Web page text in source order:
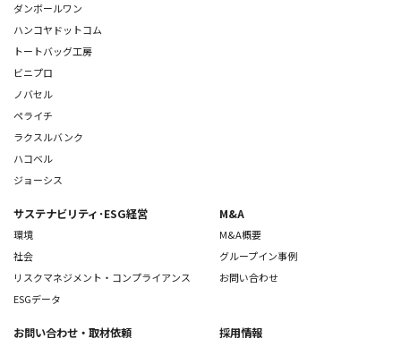
ダンボールワン
ハンコヤドットコム
トートバッグ工房
ビニプロ
ノバセル
ペライチ
ラクスルバンク
ハコベル
ジョーシス
サステナビリティ･ESG経営
環境
社会
リスクマネジメント・コンプライアンス
ESGデータ
M&A
M&A概要
グループイン事例
お問い合わせ
お問い合わせ ・取材依頼 採用情報